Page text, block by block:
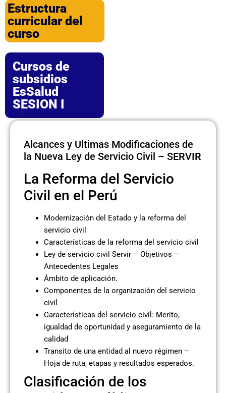
Estructura
curricular del
curso
Cursos de
subsidios
EsSalud
SESION I
Alcances y Ultimas Modificaciones de
la Nueva Ley de Servicio Civil – SERVIR
La Reforma del Servicio
Civil en el Perú
Modernización del Estado y la reforma del
servicio civil
Características de la reforma del servicio civil
Ley de servicio civil Servir – Objetivos –
Antecedentes Legales
Ámbito de aplicación.
Componentes de la organización del servicio
civil
Características del servicio civil: Merito,
igualdad de oportunidad y aseguramiento de la
calidad
Transito de una entidad al nuevo régimen –
Hoja de ruta, etapas y resultados esperados.
Clasificación de los